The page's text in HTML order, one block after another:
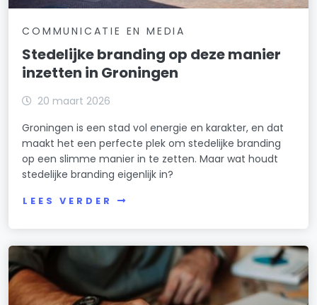
COMMUNICATIE EN MEDIA
Stedelijke branding op deze manier
inzetten in Groningen
20 maart 2026
Groningen is een stad vol energie en karakter, en dat
maakt het een perfecte plek om stedelijke branding
op een slimme manier in te zetten. Maar wat houdt
stedelijke branding eigenlijk in?
LEES VERDER